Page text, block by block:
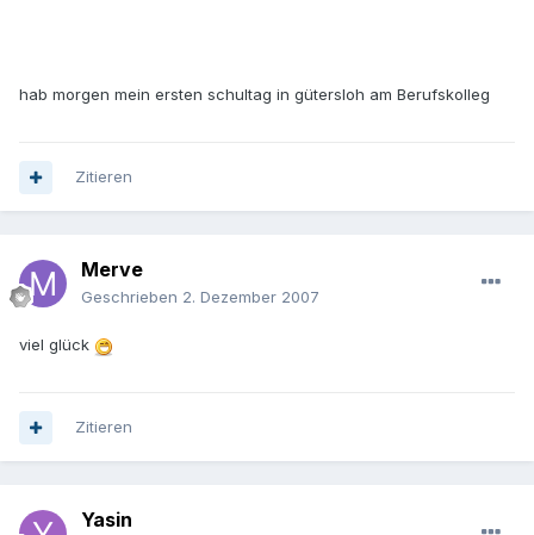
hab morgen mein ersten schultag in gütersloh am Berufskolleg
Zitieren
Merve
Geschrieben 2. Dezember 2007
viel glück
Zitieren
Yasin